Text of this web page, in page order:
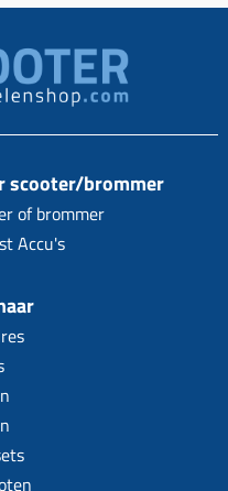
scooter/brommer
of brommer
Accu's